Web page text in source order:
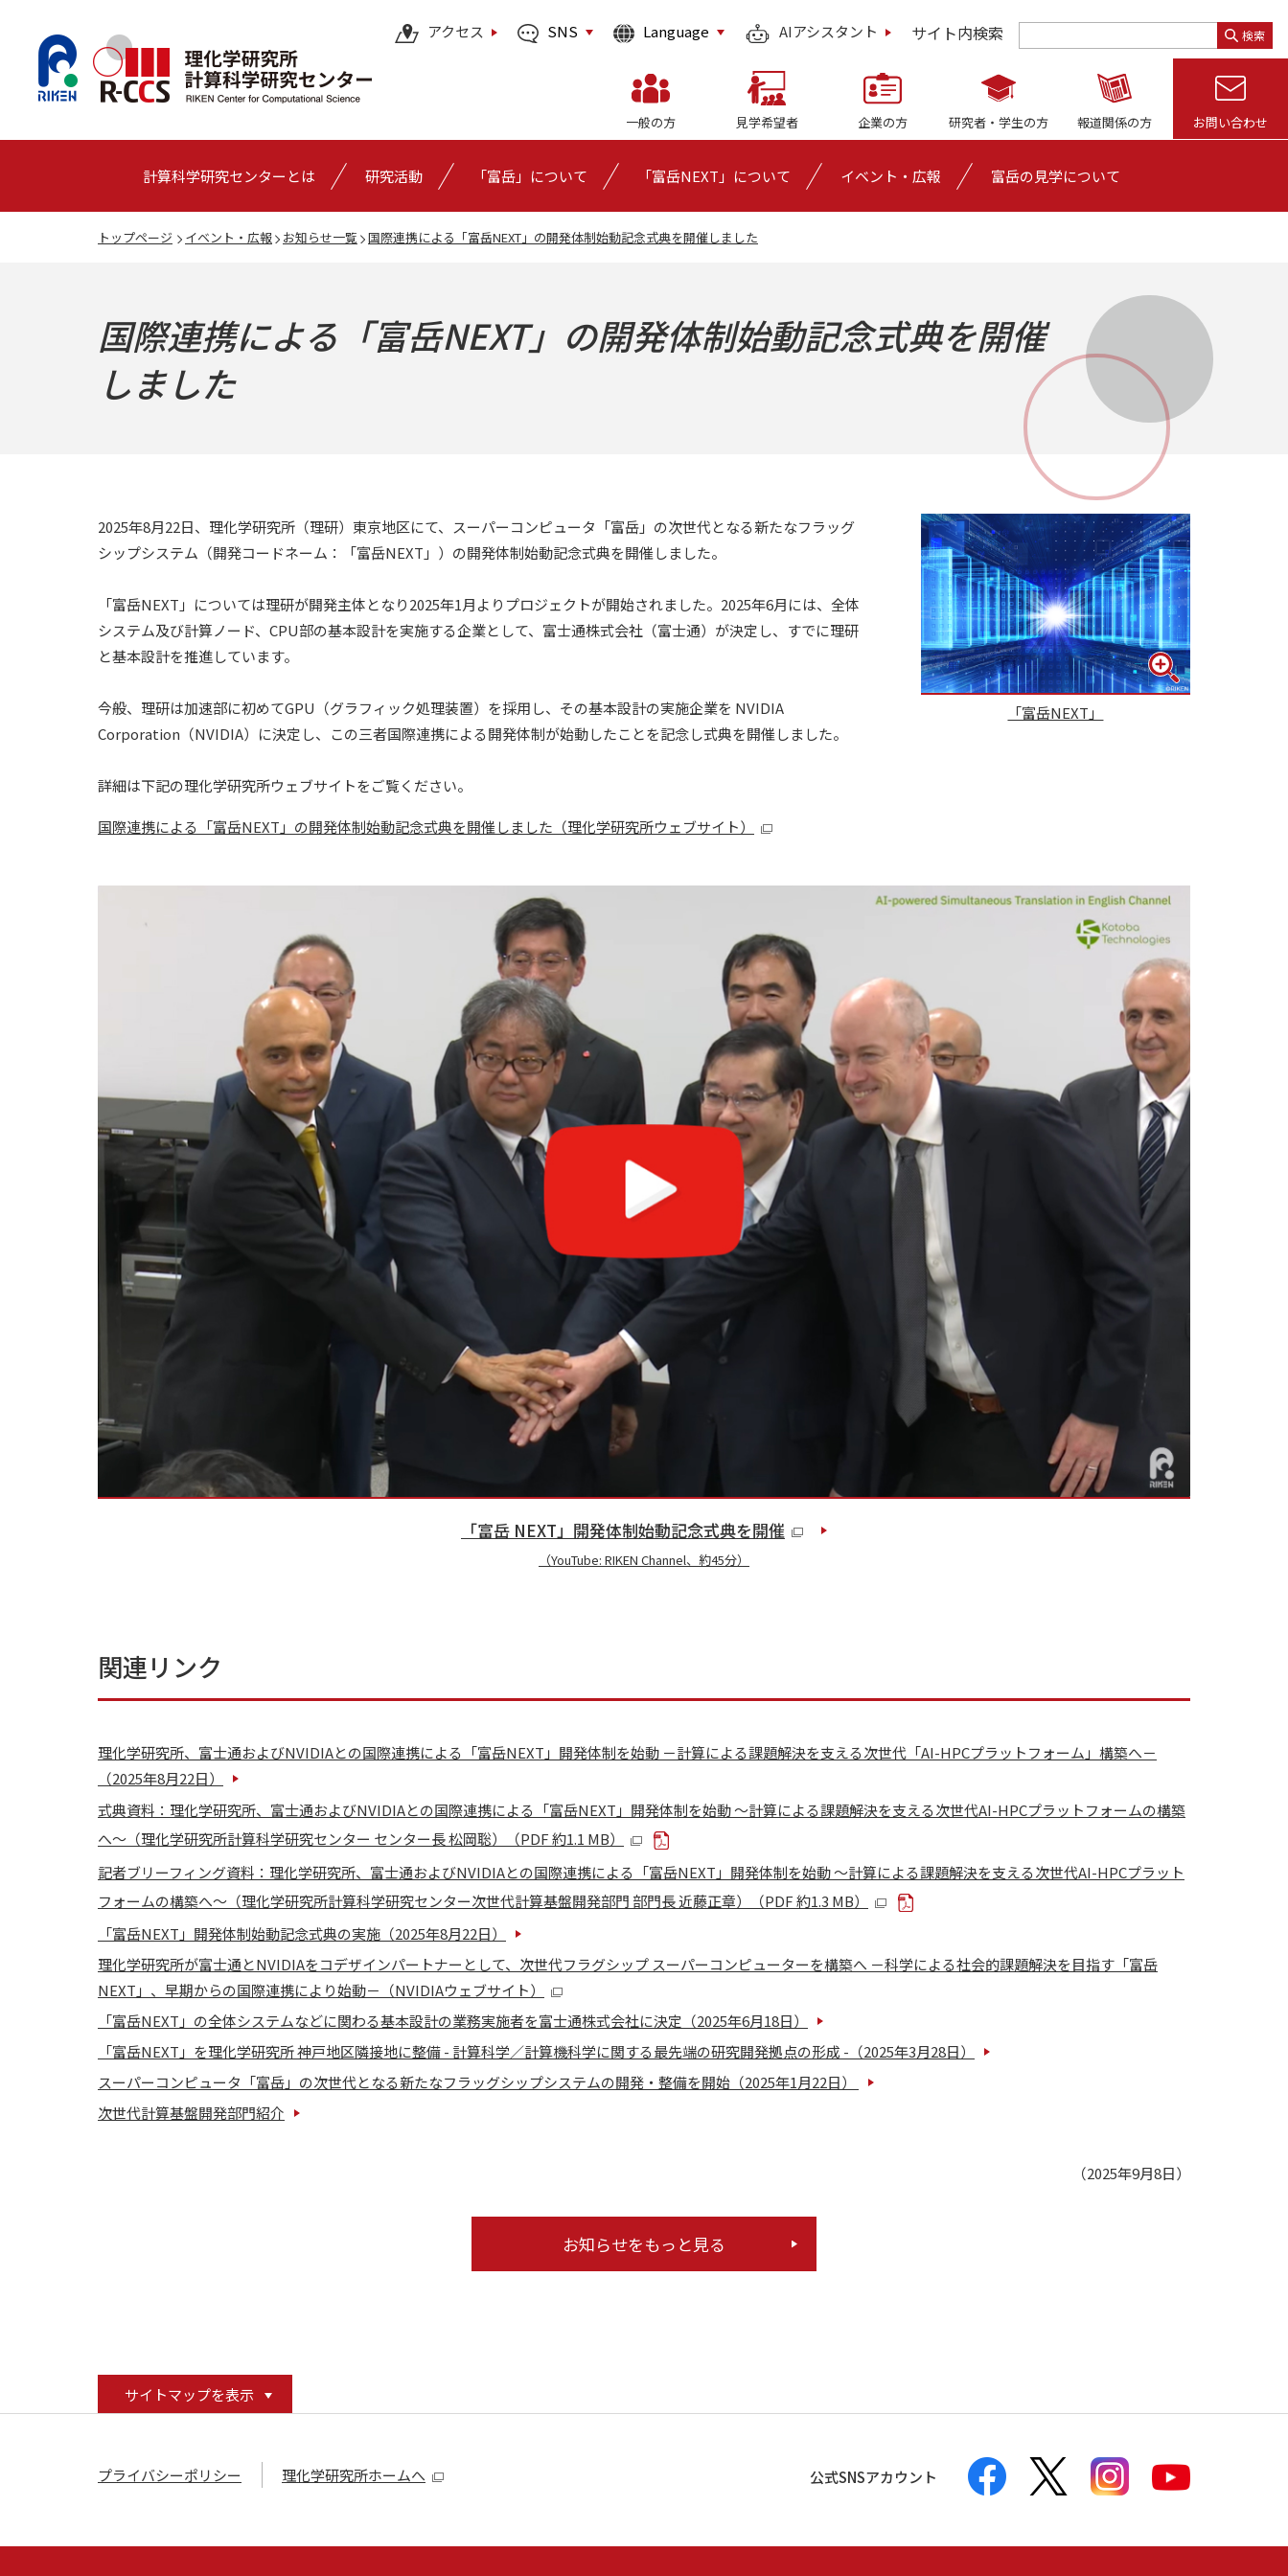
一般の方 見学希望者 企業の方 研究者・ 学生の方 報道関係の方 お問い合わせ
計算科学研究センターとは 研究活動 「富岳」について 「富岳NEXT」について イベント・広報 富岳の見学について
アクセス SNS Language AIアシスタント サイト内検索 検索
トップページ イベント・広報 お知らせ一覧 国際連携による「富岳NEXT」の開発体制始動記念式典を開催しました
国際連携による「富岳NEXT」の開発体制始動記念式典を開催
しました
2025年8月22日、理化学研究所（理研）東京地区にて、スーパーコンピュータ「富岳」の次世代となる新たなフラッグ
シップシステム（開発コードネーム：「富岳NEXT」）の開発体制始動記念式典を開催しました。
「富岳NEXT」については理研が開発主体となり2025年1月よりプロジェクトが開始されました。2025年6月には、全体
システム及び計算ノード、CPU部の基本設計を実施する企業として、富士通株式会社（富士通）が決定し、すでに理研
と基本設計を推進しています。
今般、理研は加速部に初めてGPU（グラフィック処理装置）を採用し、その基本設計の実施企業を NVIDIA
Corporation（NVIDIA）に決定し、この三者国際連携による開発体制が始動したことを記念し式典を開催しました。
詳細は下記の理化学研究所ウェブサイトをご覧ください。
国際連携による「富岳NEXT」の開発体制始動記念式典を開催しました（理化学研究所ウェブサイト）
「富岳NEXT」
「富岳 NEXT」開発体制始動記念式典を開催
（YouTube: RIKEN Channel、約45分）
関連リンク
理化学研究所、富士通およびNVIDIAとの国際連携による「富岳NEXT」開発体制を始動 －計算による課題解決を支える次世代「AI-HPCプラットフォーム」構築へ－
（2025年8月22日）
式典資料：理化学研究所、富士通およびNVIDIAとの国際連携による「富岳NEXT」開発体制を始動 ～計算による課題解決を支える次世代AI-HPCプラットフォームの構築
へ～（理化学研究所計算科学研究センター センター長 松岡聡）（PDF 約1.1 MB）
記者ブリーフィング資料：理化学研究所、富士通およびNVIDIAとの国際連携による「富岳NEXT」開発体制を始動 〜計算による課題解決を支える次世代AI-HPCプラット
フォームの構築へ～（理化学研究所計算科学研究センター次世代計算基盤開発部門 部門長 近藤正章）（PDF 約1.3 MB）
「富岳NEXT」開発体制始動記念式典の実施（2025年8月22日）
理化学研究所が富士通とNVIDIAをコデザインパートナーとして、次世代フラグシップ スーパーコンピューターを構築へ －科学による社会的課題解決を目指す「富岳
NEXT」、早期からの国際連携により始動－（NVIDIAウェブサイト）
「富岳NEXT」の全体システムなどに関わる基本設計の業務実施者を富士通株式会社に決定（2025年6月18日）
「富岳NEXT」を理化学研究所 神戸地区隣接地に整備 - 計算科学／計算機科学に関する最先端の研究開発拠点の形成 -（2025年3月28日）
スーパーコンピュータ「富岳」の次世代となる新たなフラッグシップシステムの開発・整備を開始（2025年1月22日）
次世代計算基盤開発部門紹介
（2025年9月8日）
お知らせをもっと見る
サイトマップを表示
プライバシーポリシー 理化学研究所ホームへ 公式SNSアカウント